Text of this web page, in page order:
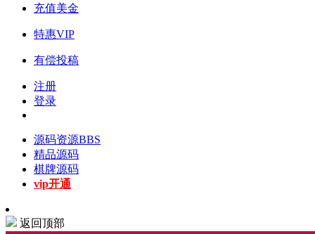
充值美金
特惠VIP
有偿投稿
注册
登录
源码资源BBS
精品源码
棋牌源码
vip开通
返回顶部